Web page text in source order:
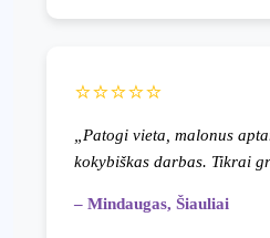
⭐⭐⭐⭐⭐
„Patogi vieta, malonus
kokybiškas darbas. Tikrai
– Mindaugas, Šiauliai